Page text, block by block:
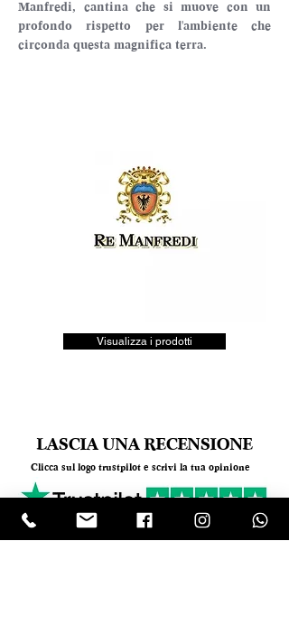
Manfredi, cantina che si muove con un
profondo rispetto per l'ambiente che
circonda questa magnifica terra.
Visualizza i prodotti
LASCIA UNA RECENSIONE
Clicca sul logo trustpilot e scrivi la tua opinione
Tel.+390818501178- Mail:info@garumpompei.it